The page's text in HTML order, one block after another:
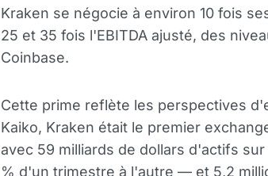
Kraken se négocie à environ 10 fois
25 et 35 fois l'EBITDA ajusté, des
Coinbase.
Cette prime reflète les perspectives
Kaiko, Kraken était le premier
avec 59 milliards de dollars d'actifs
% d'un trimestre à l'autre — et 5,2